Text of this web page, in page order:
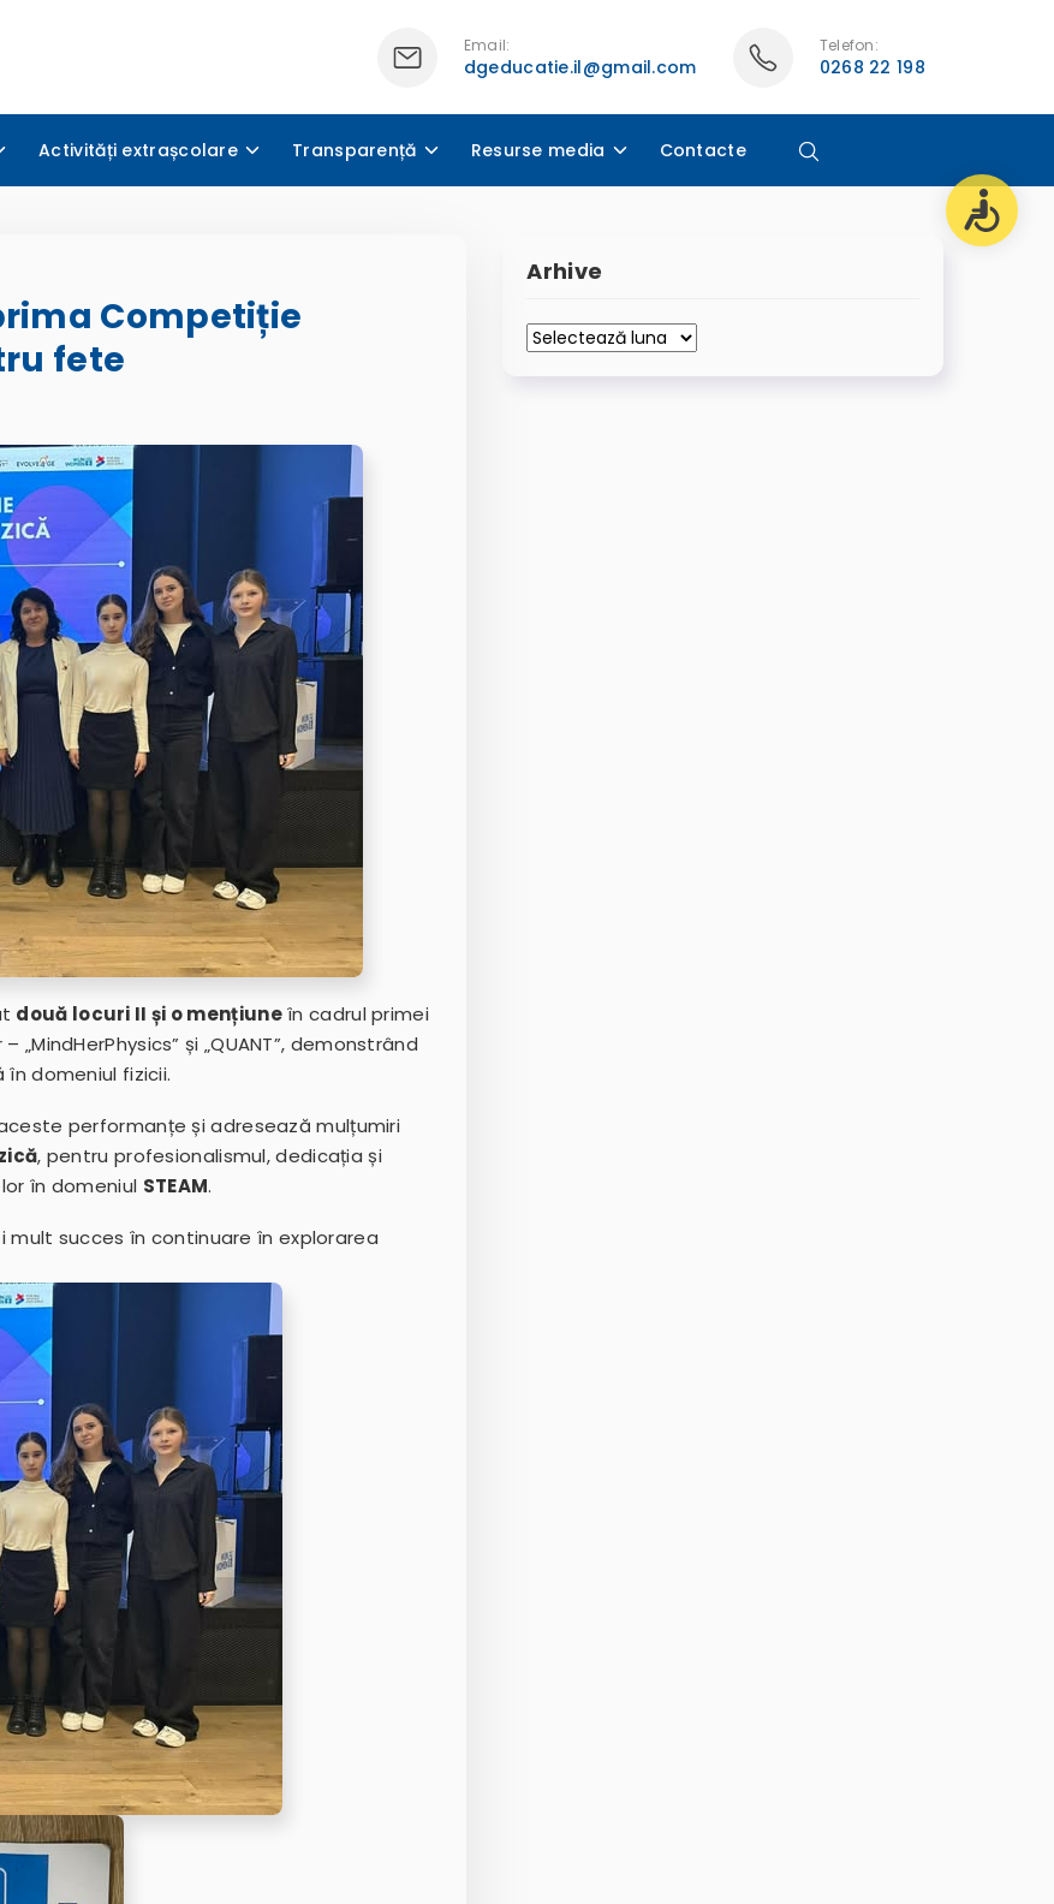
Email:
dgeducatie.il@gmail.com
Telefon:
0268 22 198
Activități extrașcolare Transparență Resurse media Contacte
Competiție
fete
două locuri II și o mențiuneîn cadrul primei
și „QUANT”, demonstrând
domeniul fizicii.
performanțe și adresează mulțumiri
, pentru profesionalismul, dedicația și
în domeniul STEAM.
succes în continuare în explorarea
Arhive
Arhive